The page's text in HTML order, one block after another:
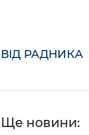
ВІД РАДНИКА
Ще новини: